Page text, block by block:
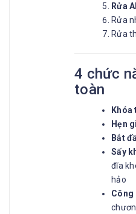
Rửa
Rửa
Rửa
4 chức
toàn
Hẹn
Bắt
Sấy
đĩa
hảo
Công